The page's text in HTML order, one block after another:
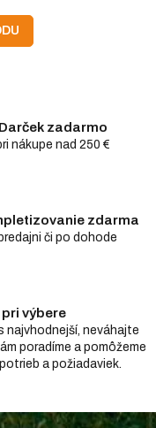
Darček zadarmo
nákupe nad 250 €
zdarma
či po dohode
výbere
najvhodnejší, neváhajte
poradíme a pomôžeme
a požiadaviek.